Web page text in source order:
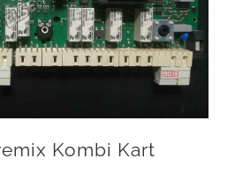
Kombi Kart